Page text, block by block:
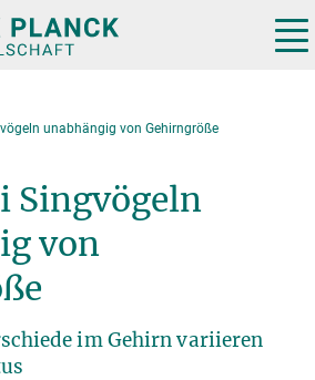
unabhängig von Gehirngröße
Singvögeln
von
im Gehirn variieren